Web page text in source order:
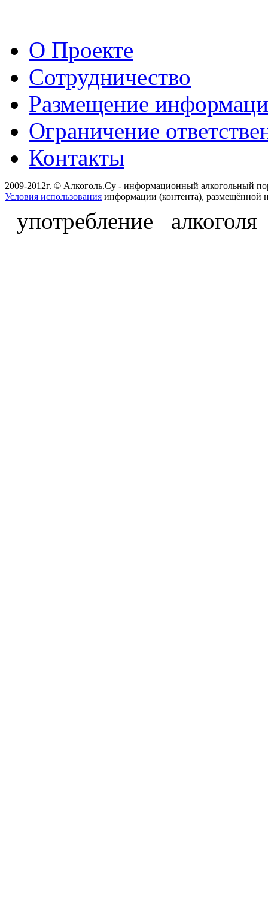
О Проекте
Сотрудничество
Размещение
Ограничение
Контакты
2009-2012г. © Алкоголь.Су - информационный алкогольный
Условия использования информации (контента), размещённой
употребление